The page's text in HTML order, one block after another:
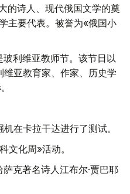
的诗人、现代俄国文学的奠
主要代表。被誉为«俄国小
利维亚教师节。该节日以
亚教育家、作家、历史学
在卡拉干达进行了测试。
文化周»活动。
克著名诗人江布尔·贾巴耶